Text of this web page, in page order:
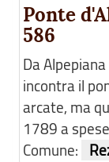
Ponte
586
Da
incontra il
arcate, ma
1789 a
Comune: